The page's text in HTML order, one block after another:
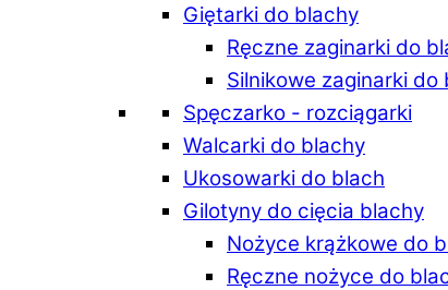
Giętarki do blachy
Ręczne zaginarki do
Silnikowe zaginarki do
Spęczarko - rozciągarki
Walcarki do blachy
Ukosowarki do blach
Gilotyny do cięcia blachy
Nożyce krążkowe do
Ręczne nożyce do